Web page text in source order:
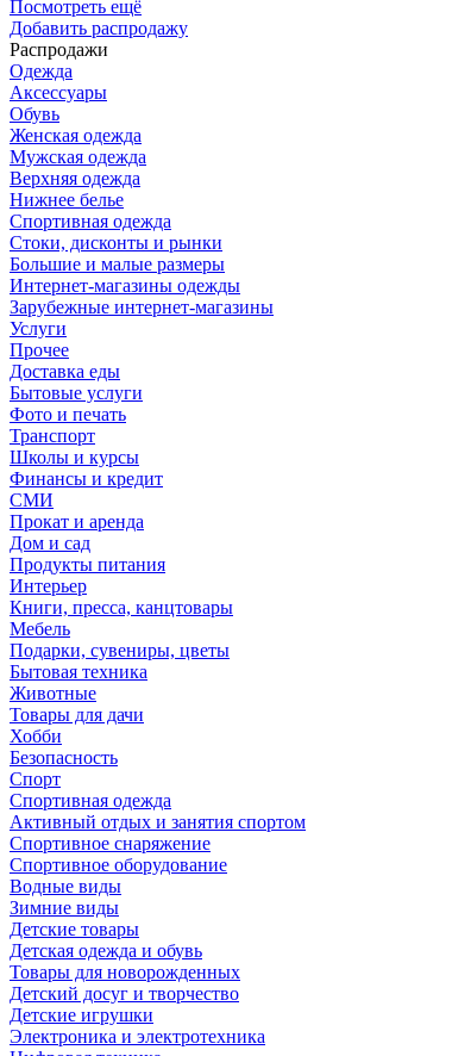
Посмотреть ещё
Добавить распродажу
Распродажи
Одежда
Аксессуары
Обувь
Женская одежда
Мужская одежда
Верхняя одежда
Нижнее белье
Спортивная одежда
Стоки, дисконты и рынки
Большие и малые размеры
Интернет-магазины одежды
Зарубежные интернет-магазины
Услуги
Прочее
Доставка еды
Бытовые услуги
Фото и печать
Транспорт
Школы и курсы
Финансы и кредит
СМИ
Прокат и аренда
Дом и сад
Продукты питания
Интерьер
Книги, пресса, канцтовары
Мебель
Подарки, сувениры, цветы
Бытовая техника
Животные
Товары для дачи
Хобби
Безопасность
Спорт
Спортивная одежда
Активный отдых и занятия спортом
Спортивное снаряжение
Спортивное оборудование
Водные виды
Зимние виды
Детские товары
Детская одежда и обувь
Товары для новорожденных
Детский досуг и творчество
Детские игрушки
Электроника и электротехника